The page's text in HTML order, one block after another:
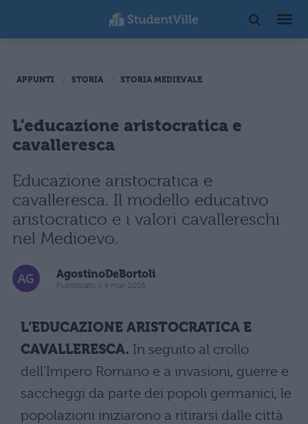
APPUNTI STORIA STORIA MEDIEVALE
L'educazione aristocratica e
cavalleresca
Educazione aristocratica e
cavalleresca. Il modello educativo
aristocratico e i valori cavallereschi
nel Medioevo.
AgostinoDeBortoli
Pubblicato il 4 mar 2016
L’EDUCAZIONE ARISTOCRATICA E
CAVALLERESCA. In seguito al crollo
dell’Impero Romano e a invasioni, guerre e
saccheggi da parte dei popoli germanici, le
popolazioni iniziarono a ritirarsi dalle città